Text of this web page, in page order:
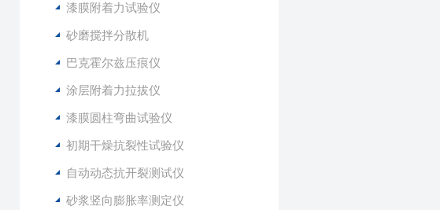
漆膜附着力试验仪
砂磨搅拌分散机
巴克霍尔兹压痕仪
涂层附着力拉拔仪
漆膜圆柱弯曲试验仪
初期干燥抗裂性试验仪
自动动态抗开裂测试仪
砂浆竖向膨胀率测定仪